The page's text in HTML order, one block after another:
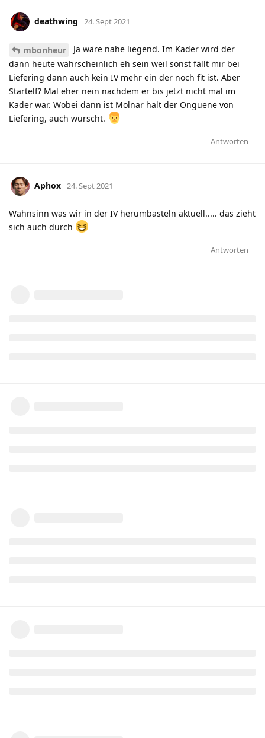
deathwing 24. Sept 2021
mbonheur
Ja wäre nahe liegend. Im Kader wird der
dann heute wahrscheinlich eh sein weil sonst fällt mir bei
Liefering dann auch kein IV mehr ein der noch fit ist. Aber
Startelf? Mal eher nein nachdem er bis jetzt nicht mal im
Kader war. Wobei dann ist Molnar halt der Onguene von
Liefering, auch wurscht.
Antworten
Aphox 24. Sept 2021
Wahnsinn was wir in der IV herumbasteln aktuell..... das zieht
sich auch durch
Antworten